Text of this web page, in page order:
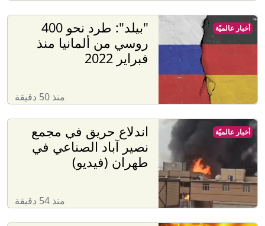
"بيلد": طرد نحو 400
روسي من ألمانيا منذ
فبراير 2022
منذ 50 دقيقة
أخبار عالميّة
اندلاع حريق في مجمع
نصير آباد الصناعي في
طهران (فيديو)
منذ 54 دقيقة
أخبار عالميّة